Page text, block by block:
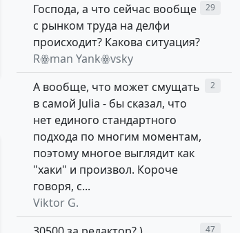
Господа, а что сейчас вообще
с рынком труда на делфи
происходит? Какова ситуация?
Rꙮman Yankꙮvsky
29
А вообще, что может смущать
в самой Julia - бы сказал, что
нет единого стандартного
подхода по многим моментам,
поэтому многое выглядит как
"хаки" и произвол. Короче
говоря, с...
Viktor G.
2
47